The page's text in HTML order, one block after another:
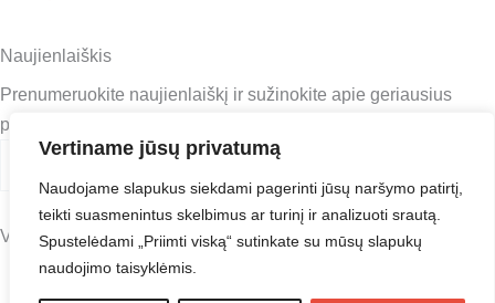
Vertiname jūsų privatumą
Naudojame slapukus siekdami pagerinti jūsų naršymo patirtį,
teikti suasmenintus skelbimus ar turinį ir analizuoti srautą.
Spustelėdami „Priimti viską“ sutinkate su mūsų slapukų
naudojimo taisyklėmis.
Naujienlaiškis
Prenumeruokite naujienlaiškį ir sužinokite apie geriausius
pasiūlymus pirmieji!
paštas
Visos teisės saugomos ©Madistai.lt